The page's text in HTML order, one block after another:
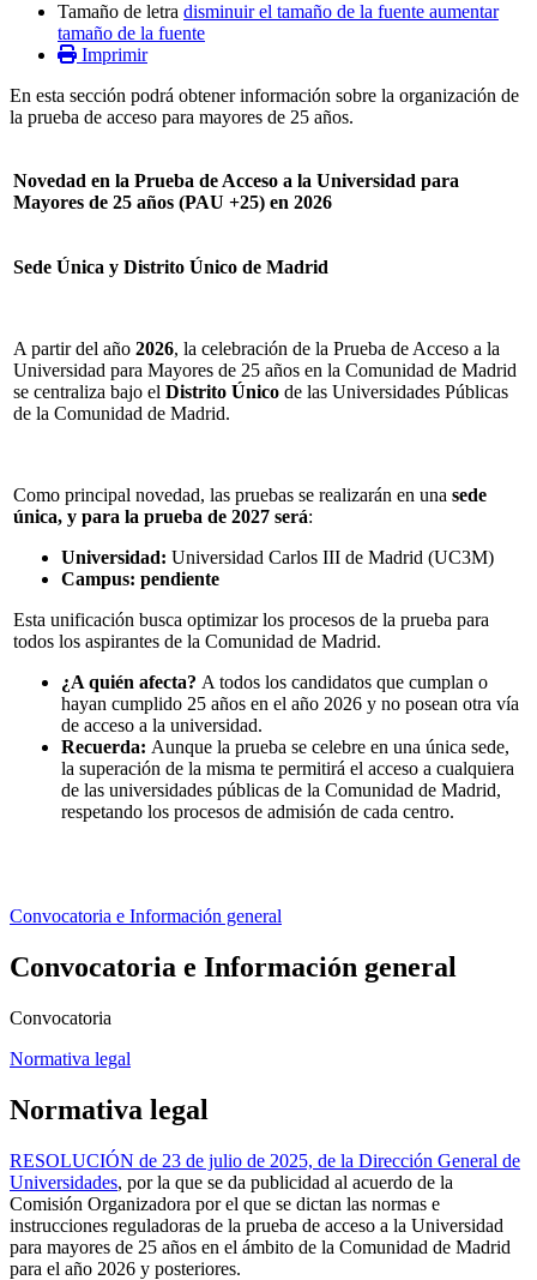
Tamaño de letra disminuir el tamaño de la fuente aumentar
tamaño de la fuente
Imprimir
En esta sección podrá obtener información sobre la organización de
la prueba de acceso para mayores de 25 años.
Novedad en la Prueba de Acceso a la Universidad para
Mayores de 25 años (PAU +25) en 2026
Sede Única y Distrito Único de Madrid
A partir del año 2026, la celebración de la Prueba de Acceso a la
Universidad para Mayores de 25 años en la Comunidad de Madrid
se centraliza bajo el Distrito Único de las Universidades Públicas
de la Comunidad de Madrid.
Como principal novedad, las pruebas se realizarán en una sede
única, y para la prueba de 2027 será:
Universidad: Universidad Carlos III de Madrid (UC3M)
Campus: pendiente
Esta unificación busca optimizar los procesos de la prueba para
todos los aspirantes de la Comunidad de Madrid.
¿A quién afecta? A todos los candidatos que cumplan o
hayan cumplido 25 años en el año 2026 y no posean otra vía
de acceso a la universidad.
Recuerda: Aunque la prueba se celebre en una única sede,
la superación de la misma te permitirá el acceso a cualquiera
de las universidades públicas de la Comunidad de Madrid,
respetando los procesos de admisión de cada centro.
Convocatoria e Información general
Convocatoria e Información general
Convocatoria
Normativa legal
Normativa legal
RESOLUCIÓN de 23 de julio de 2025, de la Dirección General de
Universidades, por la que se da publicidad al acuerdo de la
Comisión Organizadora por el que se dictan las normas e
instrucciones reguladoras de la prueba de acceso a la Universidad
para mayores de 25 años en el ámbito de la Comunidad de Madrid
para el año 2026 y posteriores.